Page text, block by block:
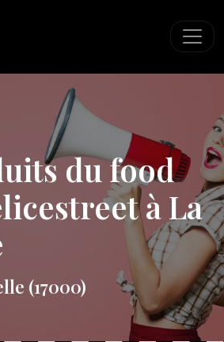
du food
à La
(17000)